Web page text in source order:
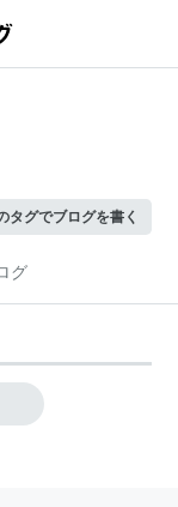
タグでブログを書く
グ